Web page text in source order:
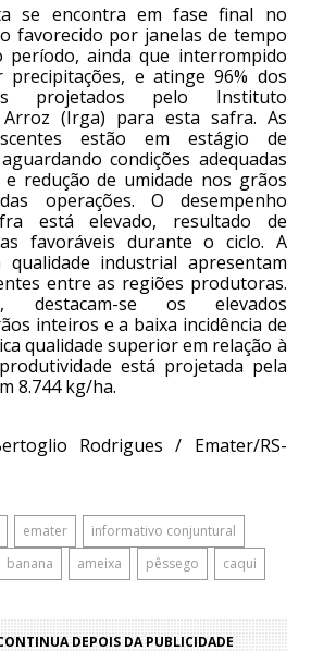
se encontra em fase final no
favorecido por janelas de tempo
ainda que interrompido
e atinge 96% dos
projetados pelo Instituto
Arroz (Irga) para esta safra. As
estão em estágio de
condições adequadas
redução de umidade nos grãos
operações. O desempenho
está elevado, resultado de
favoráveis durante o ciclo. A
industrial apresentam
entre as regiões produtoras.
destacam-se os elevados
inteiros e a baixa incidência de
qualidade superior em relação à
está projetada pela
8.744 kg/ha.
Rodrigues / Emater/RS-
emater
informativo conjuntural
banana ameixa pêssego caqui
DEPOIS DA PUBLICIDADE